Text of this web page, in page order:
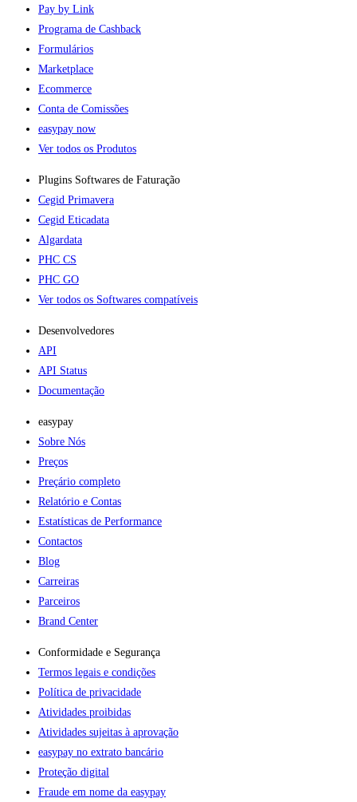
Pay by Link
Programa de Cashback
Formulários
Marketplace
Ecommerce
Conta de Comissões
easypay now
Ver todos os Produtos
Plugins Softwares de Faturação​
Cegid Primavera
Cegid Eticadata
Algardata
PHC CS
PHC GO
Ver todos os Softwares compatíveis
Desenvolvedores
API
API Status
Documentação
easypay
Sobre Nós
Preços
Preçário completo
Relatório e Contas
Estatísticas de Performance
Contactos
Blog
Carreiras
Parceiros
Brand Center
Conformidade e Segurança
Termos legais e condições
Política de privacidade
Atividades proibidas
Atividades sujeitas à aprovação
easypay no extrato bancário
Proteção digital
Fraude em nome da easypay